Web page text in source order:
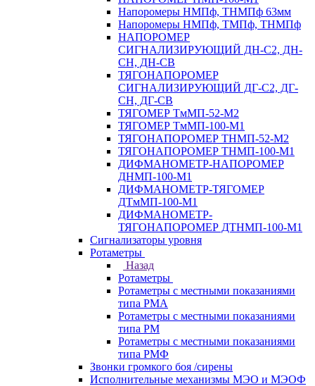
Напоромеры НМПф, ТНМПф 63мм
Напоромеры НМПф, ТМПф, ТНМПф
НАПОРОМЕР
СИГНАЛИЗИРУЮЩИЙ ДН-С2, ДН-
СН, ДН-СВ
ТЯГОНАПОРОМЕР
СИГНАЛИЗИРУЮЩИЙ ДГ-С2, ДГ-
СН, ДГ-СВ
ТЯГОМЕР ТмМП-52-М2
ТЯГОМЕР ТмМП-100-М1
ТЯГОНАПОРОМЕР ТНМП-52-М2
ТЯГОНАПОРОМЕР ТНМП-100-М1
ДИФМАНОМЕТР-НАПОРОМЕР
ДНМП-100-М1
ДИФМАНОМЕТР-ТЯГОМЕР
ДТмМП-100-М1
ДИФМАНОМЕТР-
ТЯГОНАПОРОМЕР ДТНМП-100-М1
Сигнализаторы уровня
Ротаметры
Назад
Ротаметры
Ротаметры с местными показаниями
типа РМА
Ротаметры с местными показаниями
типа РМ
Ротаметры с местными показаниями
типа РМФ
Звонки громкого боя /сирены
Исполнительные механизмы МЭО и МЭОФ